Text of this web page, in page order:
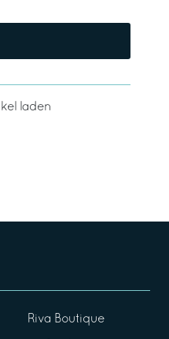
laden
Riva Boutique